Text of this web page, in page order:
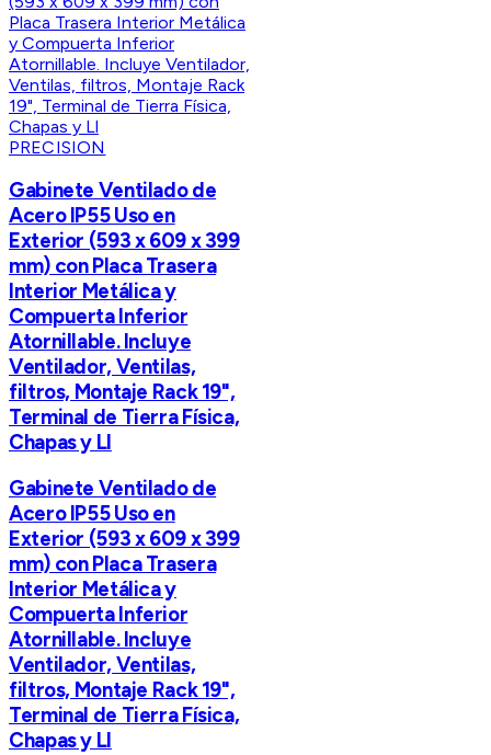
PRECISION
Gabinete Ventilado de
Acero IP55 Uso en
Exterior (593 x 609 x 399
mm) con Placa Trasera
Interior Metálica y
Compuerta Inferior
Atornillable. Incluye
Ventilador, Ventilas,
filtros, Montaje Rack 19",
Terminal de Tierra Física,
Chapas y Ll
Gabinete Ventilado de
Acero IP55 Uso en
Exterior (593 x 609 x 399
mm) con Placa Trasera
Interior Metálica y
Compuerta Inferior
Atornillable. Incluye
Ventilador, Ventilas,
filtros, Montaje Rack 19",
Terminal de Tierra Física,
Chapas y Ll